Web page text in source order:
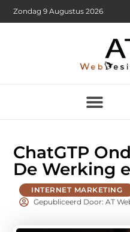
Zondag 9 Augustus 2026
ChatGTP
De Werking
INTERNET MARKETING
Gepubliceerd Door: AT